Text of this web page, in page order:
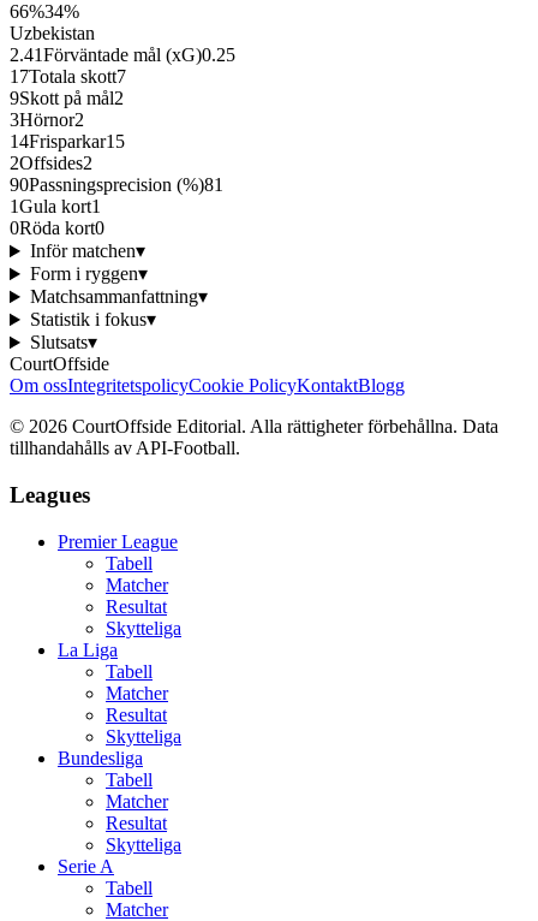
66%34%
Uzbekistan
2.41Förväntade mål (xG)0.25
17Totala skott7
9Skott på mål2
3Hörnor2
14Frisparkar15
2Offsides2
90Passningsprecision (%)81
1Gula kort1
0Röda kort0
Inför matchen▾
Form i ryggen▾
Matchsammanfattning▾
Statistik i fokus▾
Slutsats▾
CourtOffside
Om ossIntegritetspolicyCookie PolicyKontaktBlogg
© 2026 CourtOffside Editorial. Alla rättigheter förbehållna. Data
tillhandahålls av API-Football.
Leagues
Premier League
Tabell
Matcher
Resultat
Skytteliga
La Liga
Tabell
Matcher
Resultat
Skytteliga
Bundesliga
Tabell
Matcher
Resultat
Skytteliga
Serie A
Tabell
Matcher